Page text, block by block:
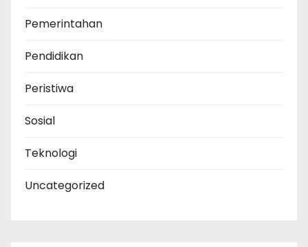
Pemerintahan
Pendidikan
Peristiwa
Sosial
Teknologi
Uncategorized